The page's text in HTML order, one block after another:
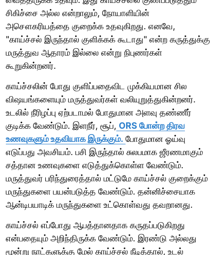
சிகிச்சை அல்ல என்றாலும், நோயாளியின்
அசௌகரியத்தை குறைக்க உதவுகிறது. எனவே,
"காய்ச்சல் இருந்தால் குளிக்கக் கூடாது" என்ற கருத்துக்கு
மருத்துவ ஆதாரம் இல்லை என்று நிபுணர்கள்
கூறுகின்றனர்.
காய்ச்சலின் போது குளிப்பதைவிட முக்கியமான சில
விஷயங்களையும் மருத்துவர்கள் வலியுறுத்துகின்றனர்.
உடலில் நீரிழப்பு ஏற்படாமல் போதுமான அளவு தண்ணீர்
குடிக்க வேண்டும். இளநீர், சூப், ORS போன்ற திரவ
உணவுகளும் உதவியாக இருக்கும். போதுமான ஓய்வு
எடுப்பது அவசியம். பசி இருந்தால் சுலபமாக ஜீரணமாகும்
சத்தான உணவுகளை எடுத்துக்கொள்ள வேண்டும்.
மருத்துவர் பரிந்துரைத்தால் மட்டுமே காய்ச்சல் குறைக்கும்
மருந்துகளை பயன்படுத்த வேண்டும். தன்னிச்சையாக
ஆன்டிபயாடிக் மருந்துகளை உட்கொள்வது தவறானது.
காய்ச்சல் எப்போது ஆபத்தானதாக கருதப்படுகிறது
என்பதையும் அறிந்திருக்க வேண்டும். இரண்டு அல்லது
மூன்று நாட்களுக்கு மேல் காய்ச்சல் நீடித்தால், உடல்